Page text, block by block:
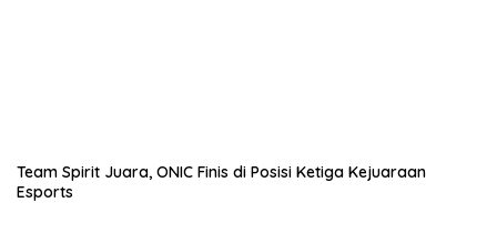
Team Spirit Juara, ONIC Finis di Posisi Ketiga Kejuaraan
Esports